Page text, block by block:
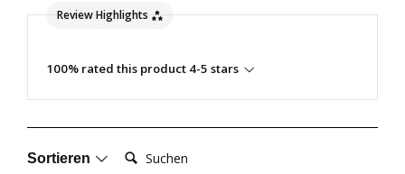
Review Highlights
100% rated this product 4-5 stars
Sortieren Suchen: